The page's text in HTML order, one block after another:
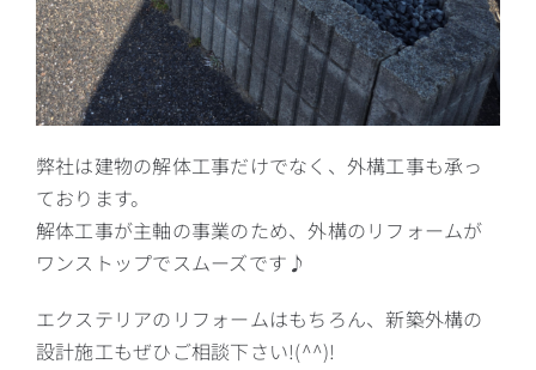
弊社は建物の解体工事だけでなく、外構工事も承っ
ております。
解体工事が主軸の事業のため、外構のリフォームが
ワンストップでスムーズです♪
エクステリアのリフォームはもちろん、新築外構の
設計施工もぜひご相談下さい!(^^)!